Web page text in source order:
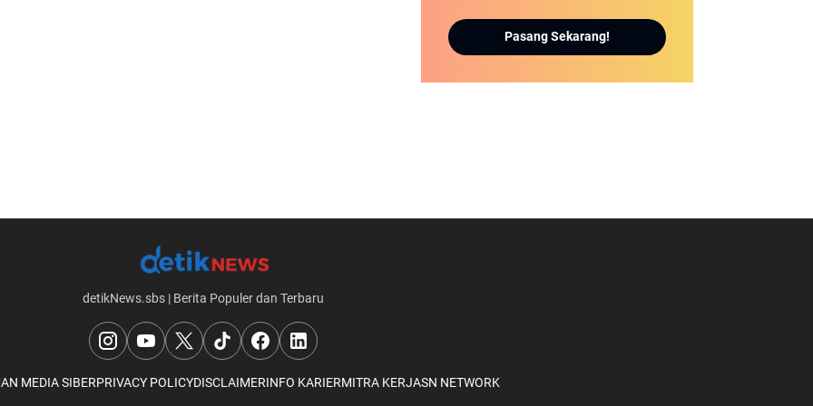
Pasang Sekarang!
detikNews.sbs | Berita Populer dan Terbaru
MEDIA SIBERPRIVACY POLICYDISCLAIMERINFO KARIERMITRA KERJASN NETWORK